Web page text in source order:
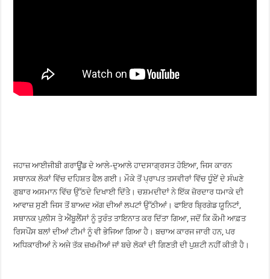
ਜਹਾਜ਼ ਆਈਜੀਬੀ ਗਰਾਊਂਡ ਦੇ ਆਲੇ-ਦੁਆਲੇ ਹਾਦਸਾਗ੍ਰਸਤ ਹੋਇਆ, ਜਿਸ ਕਾਰਨ
ਸਥਾਨਕ ਲੋਕਾਂ ਵਿੱਚ ਦਹਿਸ਼ਤ ਫੈਲ ਗਈ। ਮੌਕੇ ਤੋਂ ਪ੍ਰਾਪਤ ਤਸਵੀਰਾਂ ਵਿੱਚ ਧੂੰਏਂ ਦੇ ਸੰਘਣੇ
ਗੁਬਾਰ ਅਸਮਾਨ ਵਿੱਚ ਉੱਠਦੇ ਦਿਖਾਈ ਦਿੱਤੇੇ। ਚਸ਼ਮਦੀਦਾਂ ਨੇ ਇੱਕ ਜ਼ੋਰਦਾਰ ਧਮਾਕੇ ਦੀ
ਆਵਾਜ਼ ਸੁਣੀ ਜਿਸ ਤੋਂ ਬਾਅਦ ਅੱਗ ਦੀਆਂ ਲਪਟਾਂ ਉੱਠੀਆਂ। ਫਾਇਰ ਬ੍ਰਿਗੇਡ ਯੂਨਿਟਾਂ,
ਸਥਾਨਕ ਪੁਲੀਸ ਤੇ ਐਂਬੂਲੈਂਸਾਂ ਨੂੰ ਤੁਰੰਤ ਤਾਇਨਾਤ ਕਰ ਦਿੱਤਾ ਗਿਆ, ਜਦੋਂ ਕਿ ਕੌਮੀ ਆਫ਼ਤ
ਰਿਸਪੌਂਸ ਬਲਾਂ ਦੀਆਂ ਟੀਮਾਂ ਨੂੰ ਵੀ ਭੇਜਿਆ ਗਿਆ ਹੈ। ਬਚਾਅ ਕਾਰਜ ਜਾਰੀ ਹਨ, ਪਰ
ਅਧਿਕਾਰੀਆਂ ਨੇ ਅਜੇ ਤੱਕ ਜ਼ਖਮੀਆਂ ਜਾਂ ਬਚੇ ਲੋਕਾਂ ਦੀ ਗਿਣਤੀ ਦੀ ਪੁਸ਼ਟੀ ਨਹੀਂ ਕੀਤੀ ਹੈ।